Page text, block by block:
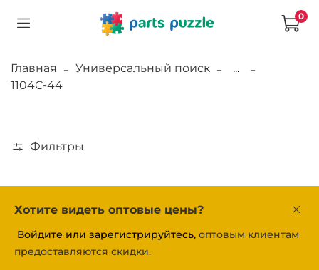
0
Главная Универсальный поиск
...
1104C-44
Фильтры
Хотите видеть оптовые цены?
Войдите или зарегистрируйтесь, оптовым клиентам
предоставляются скидки.